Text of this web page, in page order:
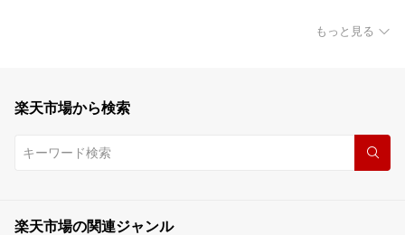
もっと見る
楽天市場から検索
楽天市場の関連ジャンル